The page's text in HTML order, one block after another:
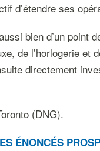
d’étendre ses
bien d’un
de l’horlogerie
directement
(DNG).
ÉNONCÉS